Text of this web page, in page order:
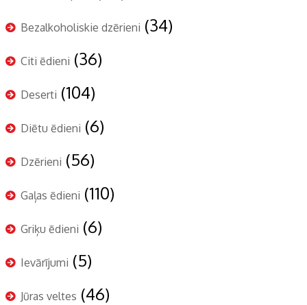
Bezalkoholiskie dzērieni (34)
Citi ēdieni (36)
Deserti (104)
Diētu ēdieni (6)
Dzērieni (56)
Gaļas ēdieni (110)
Griķu ēdieni (6)
Ievārījumi (5)
Jūras veltes (46)